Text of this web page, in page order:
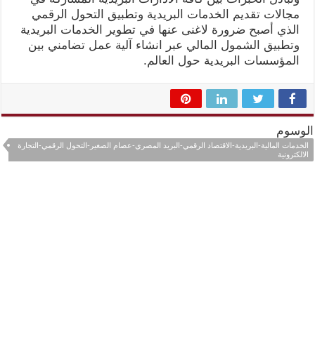
مجالات تقديم الخدمات البريدية وتطبيق التحول الرقمي
الذي أصبح ضرورة لاغنى عنها في تطوير الخدمات البريدية
وتطبيق الشمول المالي عبر انشاء آلية عمل تضامني بين
المؤسسات البريدية حول العالم.
الوسوم
الخدمات المالية-البريدية-الاقتصاد الرقمي-البريد المصري-عصام الصغير-التحول الرقمي-التجارة
الالكترونية